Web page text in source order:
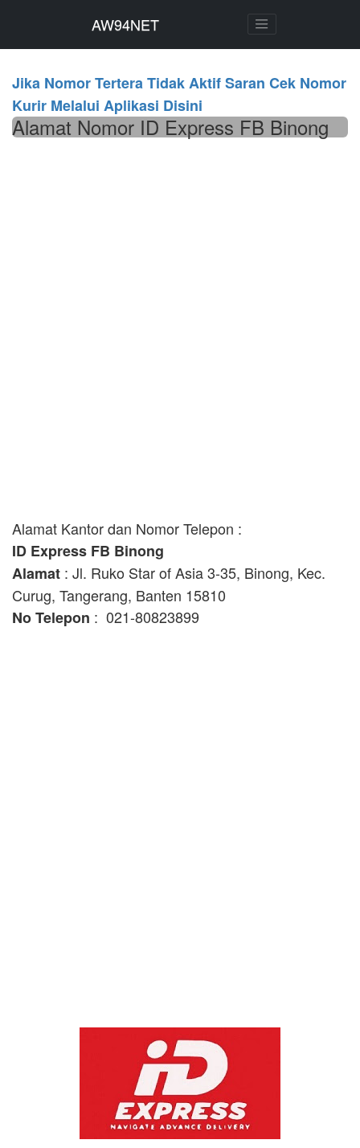
AW94NET
AW94NET
Jika Nomor Tertera Tidak Aktif Saran Cek Nomor
Kurir Melalui Aplikasi Disini
Alamat Nomor ID Express FB Binong
Alamat Kantor dan Nomor Telepon :
ID Express FB Binong
Alamat : Jl. Ruko Star of Asia 3-35, Binong, Kec.
Curug, Tangerang, Banten 15810
No Telepon : 021-80823899